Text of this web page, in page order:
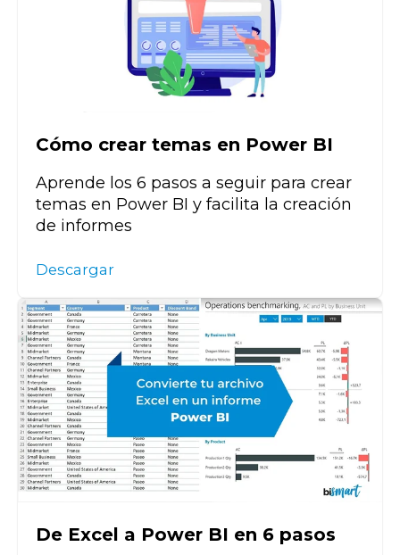
Cómo crear temas en Power BI
Aprende los 6 pasos a seguir para crear
temas en Power BI y facilita la creación
de informes
Descargar
De Excel a Power BI en 6 pasos